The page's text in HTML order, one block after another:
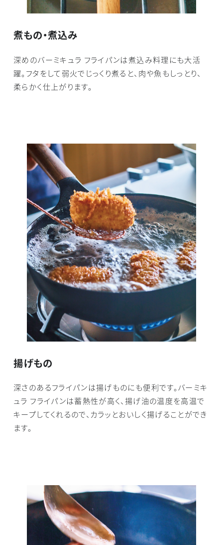
煮もの・煮込み
深めのバーミキュラ フライパンは煮込み料理にも大活
躍。フタをして弱火でじっくり煮ると、肉や魚もしっとり、
柔らかく仕上がります。
揚げもの
深さのあるフライパンは揚げものにも便利です。バーミキ
ュラ フライパンは蓄熱性が高く、揚げ油の温度を高温で
キープしてくれるので、カラッとおいしく揚げることができ
ます。